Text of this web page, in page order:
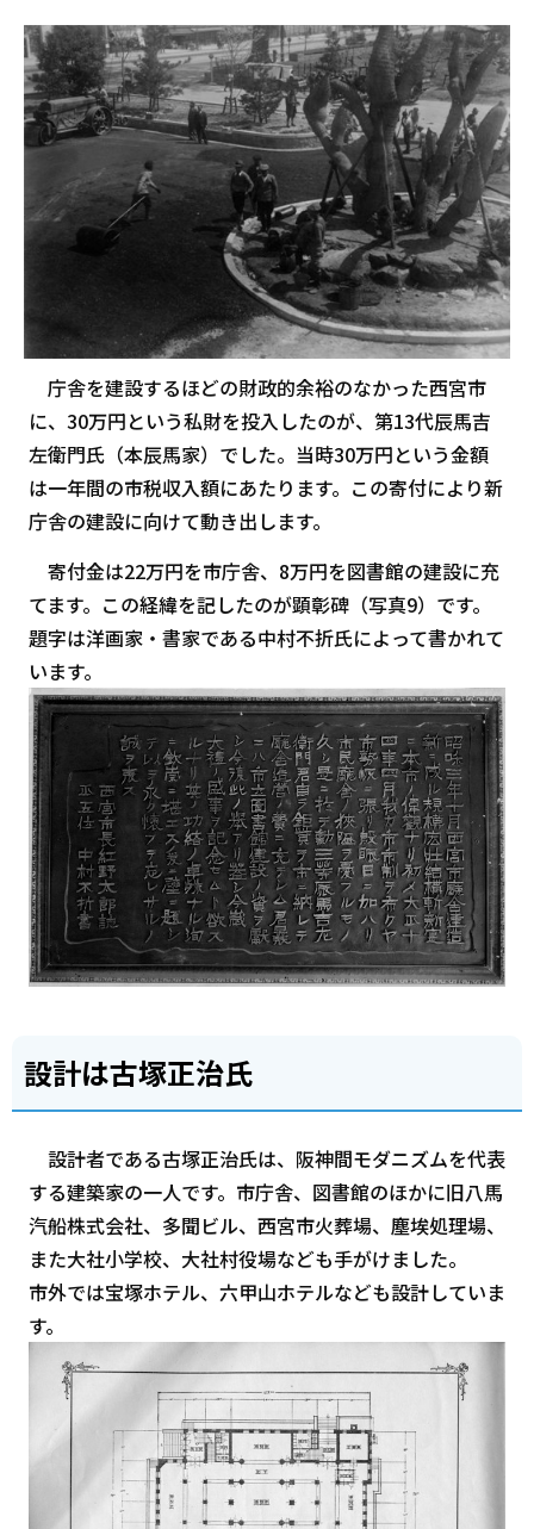
庁舎を建設するほどの財政的余裕のなかった西宮市
に、30万円という私財を投入したのが、第13代辰馬吉
左衛門氏（本辰馬家）でした。当時30万円という金額
は一年間の市税収入額にあたります。この寄付により新
庁舎の建設に向けて動き出します。
寄付金は22万円を市庁舎、8万円を図書館の建設に充
てます。この経緯を記したのが顕彰碑（写真9）です。
題字は洋画家・書家である中村不折氏によって書かれて
います。
設計は古塚正治氏
設計者である古塚正治氏は、阪神間モダニズムを代表
する建築家の一人です。市庁舎、図書館のほかに旧八馬
汽船株式会社、多聞ビル、西宮市火葬場、塵埃処理場、
また大社小学校、大社村役場なども手がけました。
市外では宝塚ホテル、六甲山ホテルなども設計していま
す。